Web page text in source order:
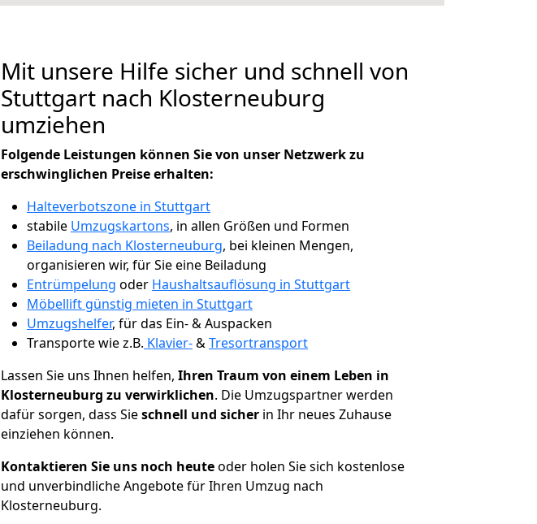
Mit unsere Hilfe sicher und schnell von
Stuttgart nach Klosterneuburg
umziehen
Folgende Leistungen können Sie von unser Netzwerk zu
erschwinglichen Preise erhalten:
Halteverbotszone in Stuttgart
stabile Umzugskartons, in allen Größen und Formen
Beiladung nach Klosterneuburg, bei kleinen Mengen,
organisieren wir, für Sie eine Beiladung
Entrümpelung oder Haushaltsauflösung in Stuttgart
Möbellift günstig mieten in Stuttgart
Umzugshelfer, für das Ein- & Auspacken
Transporte wie z.B. Klavier-&Tresortransport
Lassen Sie uns Ihnen helfen, Ihren Traum von einem Leben in
Klosterneuburg zu verwirklichen. Die Umzugspartner werden
dafür sorgen, dass Sieschnell und sicher in Ihr neues Zuhause
einziehen können.
Kontaktieren Sie uns noch heuteoder holen Sie sich kostenlose
und unverbindliche Angebote für Ihren Umzug nach
Klosterneuburg.